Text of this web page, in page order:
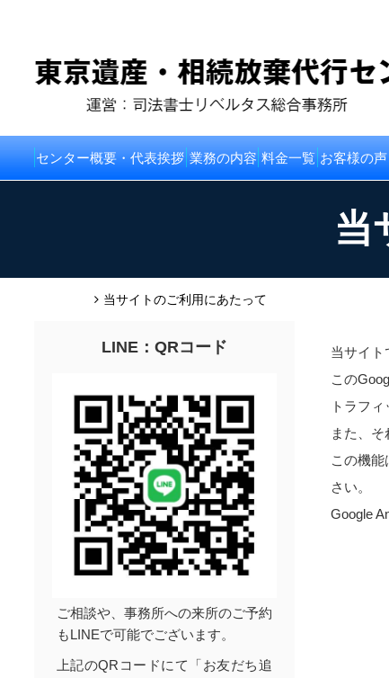
センター概要・代表挨拶 業務の内容 料金一覧 お客様の
当
当サイトのご利用にあたって
当サイト
この
トラフ
また、
この機
さい。
Google
LINE：QRコード
ご相談や、事務所への来所のご予約
もLINEで可能でございます。
上記のQRコードにて「お友だち追